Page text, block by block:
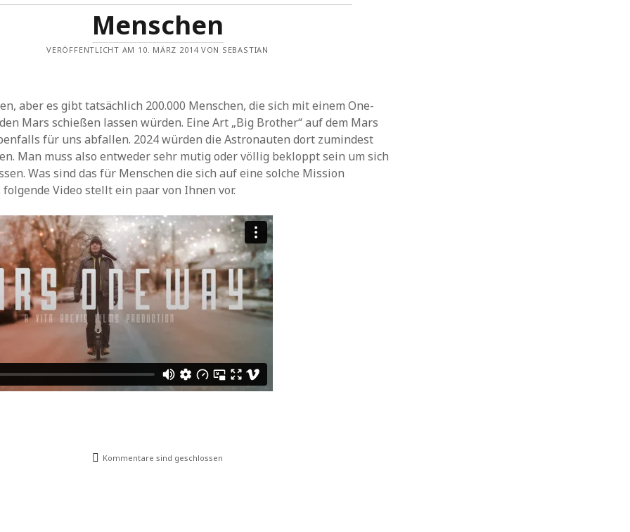
Menschen
VERÖFFENTLICHT AM 10. MÄRZ 2014 VON SEBASTIAN
aber es gibt tatsächlich 200.000 Menschen, die sich mit einem One-
Mars schießen lassen würden. Eine Art „Big Brother“ auf dem Mars
für uns abfallen. 2024 würden die Astronauten dort zumindest
Man muss also entweder sehr mutig oder völlig bekloppt sein um sich
Was sind das für Menschen die sich auf eine solche Mission
folgende Video stellt ein paar von Ihnen vor.
Kommentare sind geschlossen